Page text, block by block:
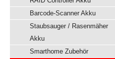
Barcode-Scanner Akku
Staubsauger / Rasenmäher
Akku
Smarthome Zubehör